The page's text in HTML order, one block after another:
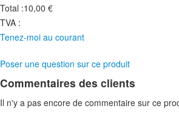
Total :10,00 €
TVA :
Tenez-moi au courant
Poser une question sur ce produit
Commentaires des clients
Il n'y a pas encore de commentaire sur ce